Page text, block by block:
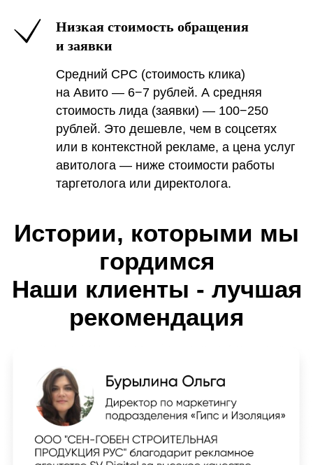
Низкая стоимость обращения
и заявки
Средний CPC (стоимость клика)
на Авито — 6−7 рублей. А средняя
стоимость лида (заявки) — 100−250
рублей. Это дешевле, чем в соцсетях
или в контекстной рекламе, а цена услуг
авитолога — ниже стоимости работы
таргетолога или директолога.